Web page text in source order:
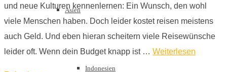
Asien
Indonesien
und neue Kulturen kennenlernen: Ein Wunsch, den wohl
viele Menschen haben. Doch leider kostet reisen meistens
auch Geld. Und eben hieran scheitern viele Reisewünsche
leider oft. Wenn dein Budget knapp ist … Weiterlesen